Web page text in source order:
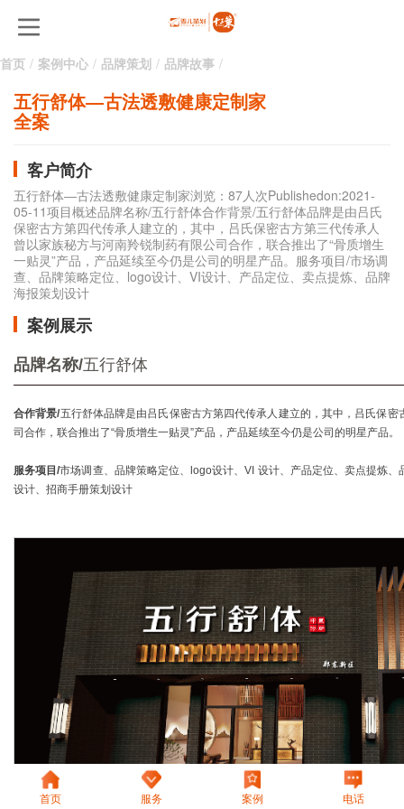
首页 案例中心 品牌策划 品牌故事
五行舒体―古法透敷健康定制家
全案
客户简介
五行舒体―古法透敷健康定制家浏览：87人次Publishedon:2021-
05-11项目概述品牌名称/五行舒体合作背景/五行舒体品牌是由吕氏
保密古方第四代传承人建立的，其中，吕氏保密古方第三代传承人
曾以家族秘方与河南羚锐制药有限公司合作，联合推出了“骨质增生
一贴灵”产品，产品延续至今仍是公司的明星产品。服务项目/市场调
查、品牌策略定位、logo设计、VI设计、产品定位、卖点提炼、品牌
海报策划设计
案例展示
品牌名称/五行舒体
合作背景/五行舒体品牌是由吕氏保密古方第四代传承人建立的，其中，吕氏保
司合作，联合推出了“骨质增生一贴灵”产品，产品延续至今仍是公司的明星产品。
服务项目/市场调查、品牌策略定位、logo设计、VI 设计、产品定位、卖点提炼
设计、招商手册策划设计
首页 服务 案例 电话